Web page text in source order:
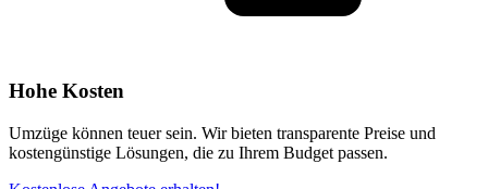
Hohe Kosten
Umzüge können teuer sein. Wir bieten transparente Preise und
kostengünstige Lösungen, die zu Ihrem Budget passen.